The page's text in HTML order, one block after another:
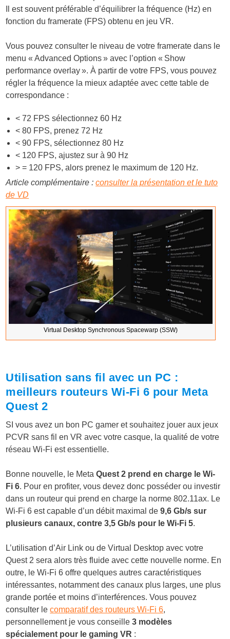
Il est souvent préférable d’équilibrer la fréquence (Hz) en
fonction du framerate (FPS) obtenu en jeu VR.
Vous pouvez consulter le niveau de votre framerate dans le
menu « Advanced Options » avec l’option « Show
performance overlay ». À partir de votre FPS, vous pouvez
régler la fréquence la mieux adaptée avec cette table de
correspondance :
< 72 FPS sélectionnez 60 Hz
< 80 FPS, prenez 72 Hz
< 90 FPS, sélectionnez 80 Hz
< 120 FPS, ajustez sur à 90 Hz
> = 120 FPS, alors prenez le maximum de 120 Hz.
Article complémentaire :consulter la présentation et le tuto
de VD
Virtual Desktop Synchronous Spacewarp (SSW)
Utilisation sans fil avec un PC :
meilleurs routeurs Wi-Fi 6 pour Meta
Quest 2
SI vous avez un bon PC gamer et souhaitez jouer aux jeux
PCVR sans fil en VR avec votre casque, la qualité de votre
réseau Wi-Fi est essentielle.
Bonne nouvelle, le MetaQuest 2 prend en charge le Wi-
Fi 6. Pour en profiter, vous devez donc posséder ou investir
dans un routeur qui prend en charge la norme 802.11ax. Le
Wi-Fi 6 est capable d’un débit maximal de9,6 Gb/s sur
plusieurs canaux, contre 3,5 Gb/s pour le Wi-Fi 5.
L’utilisation d’Air Link ou de Virtual Desktop avec votre
Quest 2 sera alors très fluide avec cette nouvelle norme. En
outre, le Wi-Fi 6 offre quelques autres caractéristiques
intéressantes, notamment des canaux plus larges, une plus
grande portée et moins d’interférences. Vous pouvez
consulter lecomparatif des routeurs Wi-Fi 6,
personnellement je vous conseille3 modèles
spécialement pour le gaming VR :